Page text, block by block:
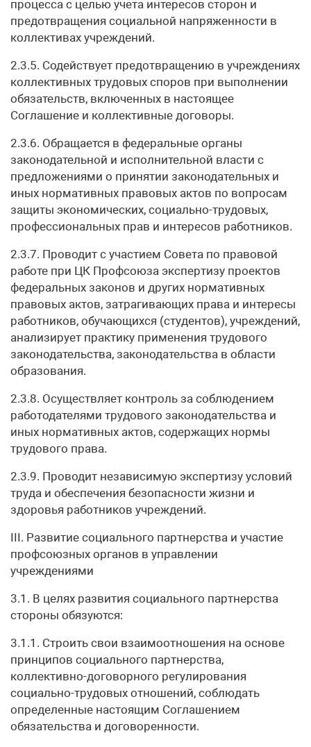
процесса с целью учета интересов сторон и
предотвращения социальной напряженности в
коллективах учреждений.
2.3.5. Содействует предотвращению в учреждениях
коллективных трудовых споров при выполнении
обязательств, включенных в настоящее
Соглашение и коллективные договоры.
2.3.6. Обращается в федеральные органы
законодательной и исполнительной власти с
предложениями о принятии законодательных и
иных нормативных правовых актов по вопросам
защиты экономических, социально-трудовых,
профессиональных прав и интересов работников.
2.3.7. Проводит с участием Совета по правовой
работе при ЦК Профсоюза экспертизу проектов
федеральных законов и других нормативных
правовых актов, затрагивающих права и интересы
работников, обучающихся (студентов), учреждений,
анализирует практику применения трудового
законодательства, законодательства в области
образования.
2.3.8. Осуществляет контроль за соблюдением
работодателями трудового законодательства и
иных нормативных актов, содержащих нормы
трудового права.
2.3.9. Проводит независимую экспертизу условий
труда и обеспечения безопасности жизни и
здоровья работников учреждений.
III. Развитие социального партнерства и участие
профсоюзных органов в управлении
учреждениями
3.1. В целях развития социального партнерства
стороны обязуются:
3.1.1. Строить свои взаимоотношения на основе
принципов социального партнерства,
коллективно-договорного регулирования
социально-трудовых отношений, соблюдать
определенные настоящим Соглашением
обязательства и договоренности.